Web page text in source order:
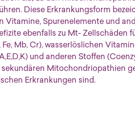
Diese Erkrankungsform
Spurenelemente und
ebenfalls zu Mt- Zellschäden
Mb, Cr), wasserlöslichen
und anderen Stoffen
Mitochondriopathien
Erkrankungen sind.